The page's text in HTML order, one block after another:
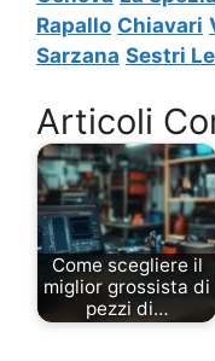
Rapallo Chiavari
Sarzana Sestri
Articoli
Come scegliere il
miglior grossista di
pezzi di…